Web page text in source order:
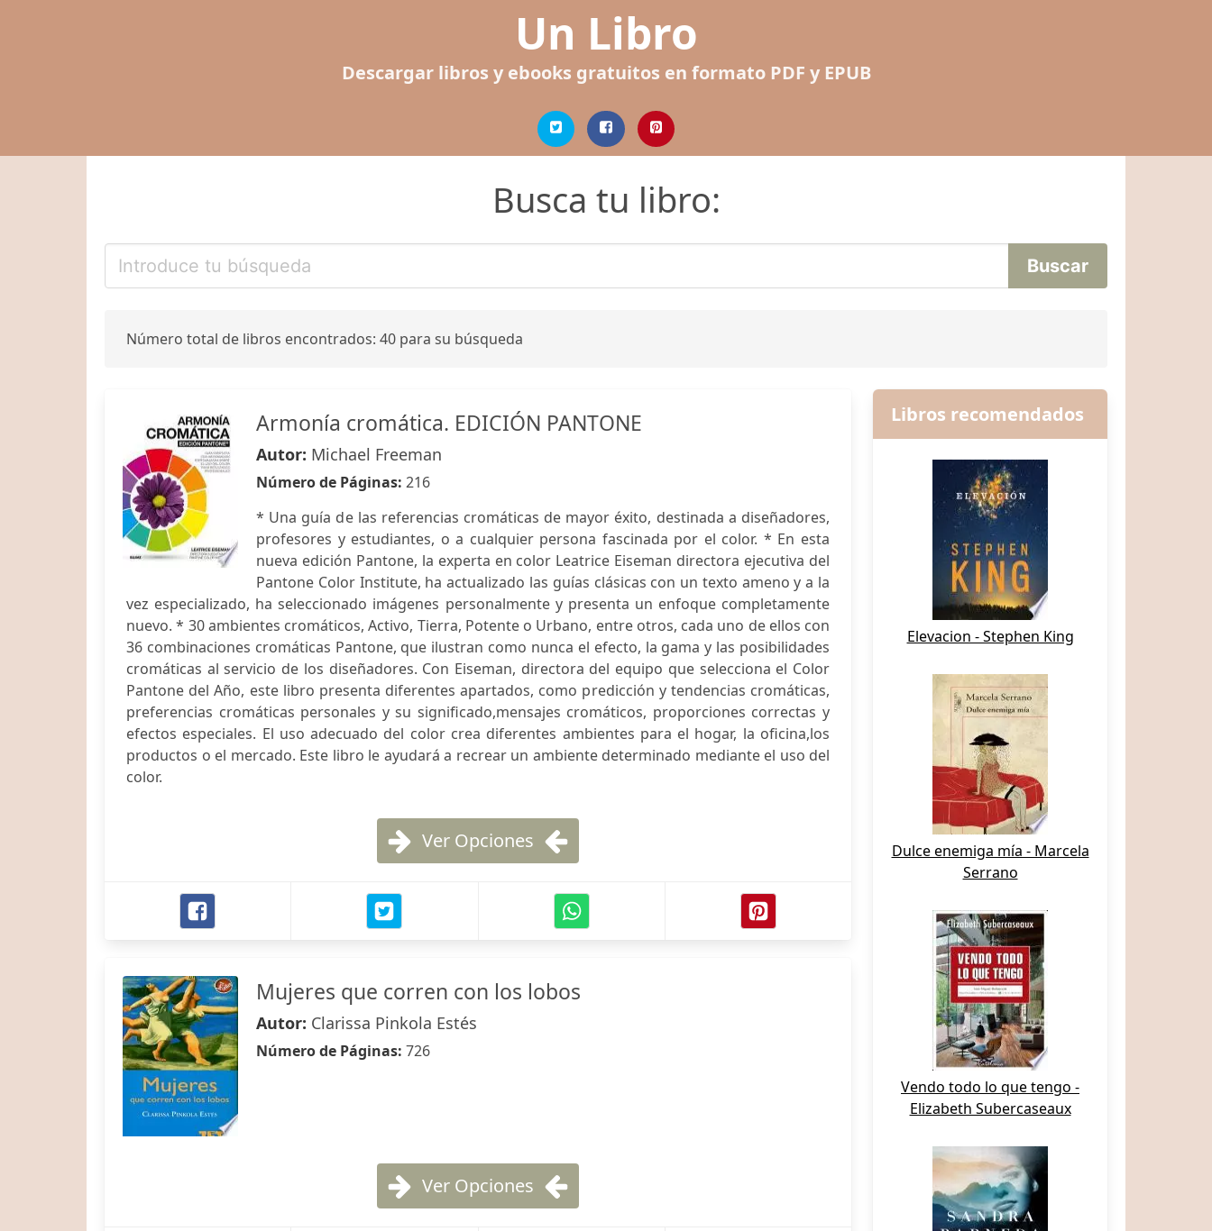
Un Libro
Descargar libros y ebooks gratuitos en formato PDF y EPUB
Busca tu libro:
Número total de libros encontrados: 40 para su búsqueda
Armonía cromática. EDICIÓN PANTONE
Autor: Michael Freeman
Número de Páginas: 216
* Una guía de las referencias cromáticas de mayor éxito, destinada a diseñadores,
profesores y estudiantes, o a cualquier persona fascinada por el color. * En esta
nueva edición Pantone, la experta en color Leatrice Eiseman directora ejecutiva del
Pantone Color Institute, ha actualizado las guías clásicas con un texto ameno y a la
vez especializado, ha seleccionado imágenes personalmente y presenta un enfoque completamente
nuevo. * 30 ambientes cromáticos, Activo, Tierra, Potente o Urbano, entre otros, cada uno de ellos con
36 combinaciones cromáticas Pantone, que ilustran como nunca el efecto, la gama y las posibilidades
cromáticas al servicio de los diseñadores. Con Eiseman, directora del equipo que selecciona el Color
Pantone del Año, este libro presenta diferentes apartados, como predicción y tendencias cromáticas,
preferencias cromáticas personales y su significado,mensajes cromáticos, proporciones correctas y
efectos especiales. El uso adecuado del color crea diferentes ambientes para el hogar, la oficina,los
productos o el mercado. Este libro le ayudará a recrear un ambiente determinado mediante el uso del
color.
Ver Opciones
Mujeres que corren con los lobos
Autor: Clarissa Pinkola Estés
Número de Páginas: 726
Ver Opciones
Libros recomendados
Elevacion - Stephen King
Dulce enemiga mía - Marcela
Serrano
Vendo todo lo que tengo -
Elizabeth Subercaseaux